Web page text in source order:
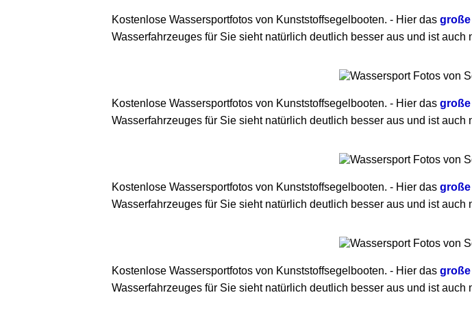
Kostenlose Wassersportfotos von Kunststoffsegelbooten. - Hier das
Wasserfahrzeuges für Sie sieht natürlich deutlich besser aus und ist
Kostenlose Wassersportfotos von Kunststoffsegelbooten. - Hier das
Wasserfahrzeuges für Sie sieht natürlich deutlich besser aus und ist
Kostenlose Wassersportfotos von Kunststoffsegelbooten. - Hier das
Wasserfahrzeuges für Sie sieht natürlich deutlich besser aus und ist
Kostenlose Wassersportfotos von Kunststoffsegelbooten. - Hier das
Wasserfahrzeuges für Sie sieht natürlich deutlich besser aus und ist